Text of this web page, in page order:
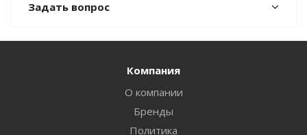
Задать вопрос
Компания
О компании
Бренды
Политика